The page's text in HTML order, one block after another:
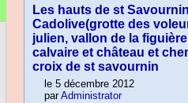
Les hauts de st
Cadolive(grotte des
julien, vallon de la
calvaire et château et
croix de st savournin
le 5 décembre 2012
parAdministrator